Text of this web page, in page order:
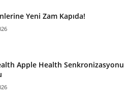
Yeni Zam Kapıda!
Apple Health Senkronizasyonu